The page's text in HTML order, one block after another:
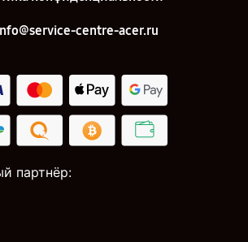
centre-acer.ru
партнёр: